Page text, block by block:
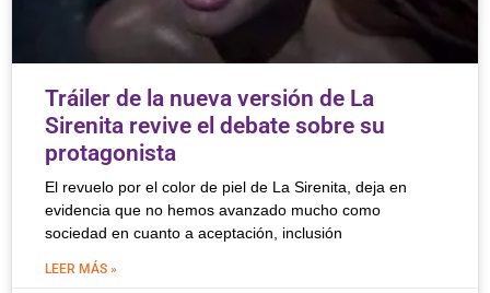
Tráiler de la nueva versión de La
Sirenita revive el debate sobre su
protagonista
El revuelo por el color de piel de La Sirenita, deja en
evidencia que no hemos avanzado mucho como
sociedad en cuanto a aceptación, inclusión
LEER MÁS »